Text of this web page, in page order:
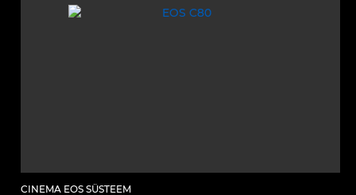
CINEMA EOS SÜSTEEM